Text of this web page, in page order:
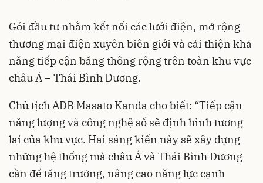
Gói đầu tư nhằm kết nối các lưới điện, mở rộng
thương mại điện xuyên biên giới và cải thiện khả
năng tiếp cận băng thông rộng trên toàn khu vực
châu Á – Thái Bình Dương.
Chủ tịch ADB Masato Kanda cho biết: “Tiếp cận
năng lượng và công nghệ số sẽ định hình tương
lai của khu vực. Hai sáng kiến này sẽ xây dựng
những hệ thống mà châu Á và Thái Bình Dương
cần để tăng trưởng, nâng cao năng lực cạnh